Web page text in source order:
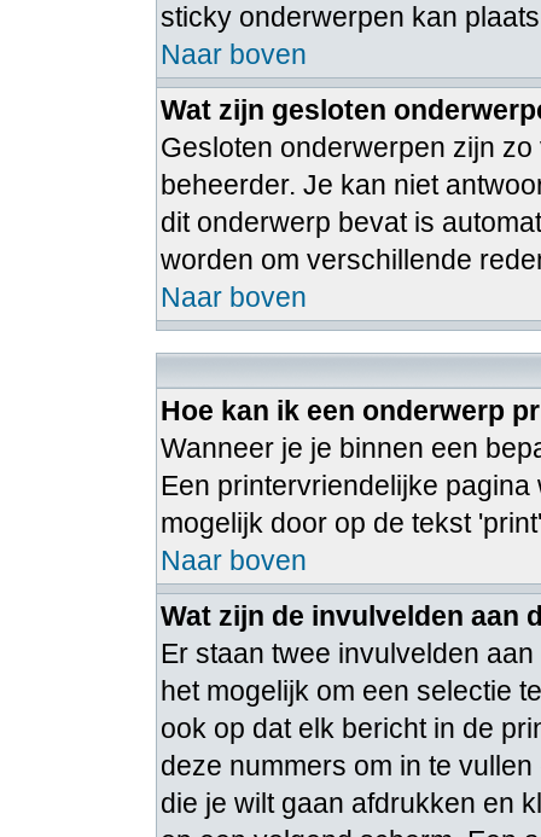
sticky onderwerpen kan
Naar boven
Wat zijn gesloten
Gesloten onderwerpen zijn
beheerder. Je kan niet
dit onderwerp bevat is
worden om verschillende
Naar boven
Hoe kan ik een onderwerp
Wanneer je je binnen een
Een printervriendelijke
mogelijk door op de tekst
Naar boven
Wat zijn de invulvelden aan
Er staan twee invulvelden
het mogelijk om een selectie
ook op dat elk bericht in de
deze nummers om in te
die je wilt gaan afdrukken en